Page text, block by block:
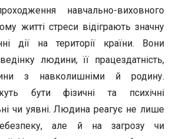
навчально-виховного
житті стреси відіграють значну
дії на території країни. Вони
людини, її працездатність,
з навколишніми й родину.
бути фізичні та психічні
чи уявні. Людина реагує не лише
але й на загрозу чи